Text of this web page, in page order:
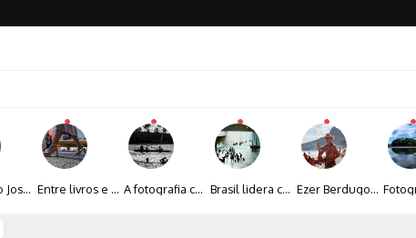
Fotógrafo José Roberto apresenta um olhar sensível sobre arquitetura, formas e luz na fotografia Entre livros e fotografia autoral, Sebastião Reis consolida uma trajetória marcada pelo olhar artístico A fotografia contemporânea de Cynthia Feyh Jappur entre luz, movimento e arte Brasil lidera crescimento entre os 15 maiores mercados globais de viagens corporativas Ezer Berdugo transforma experiências multiculturais e memórias em narrativas visuais por meio da fotografia